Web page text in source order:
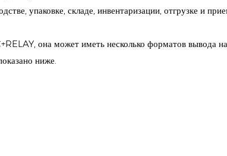
упаковке, складе, инвентаризации, отгрузке и
она может иметь несколько форматов вывода
ниже.